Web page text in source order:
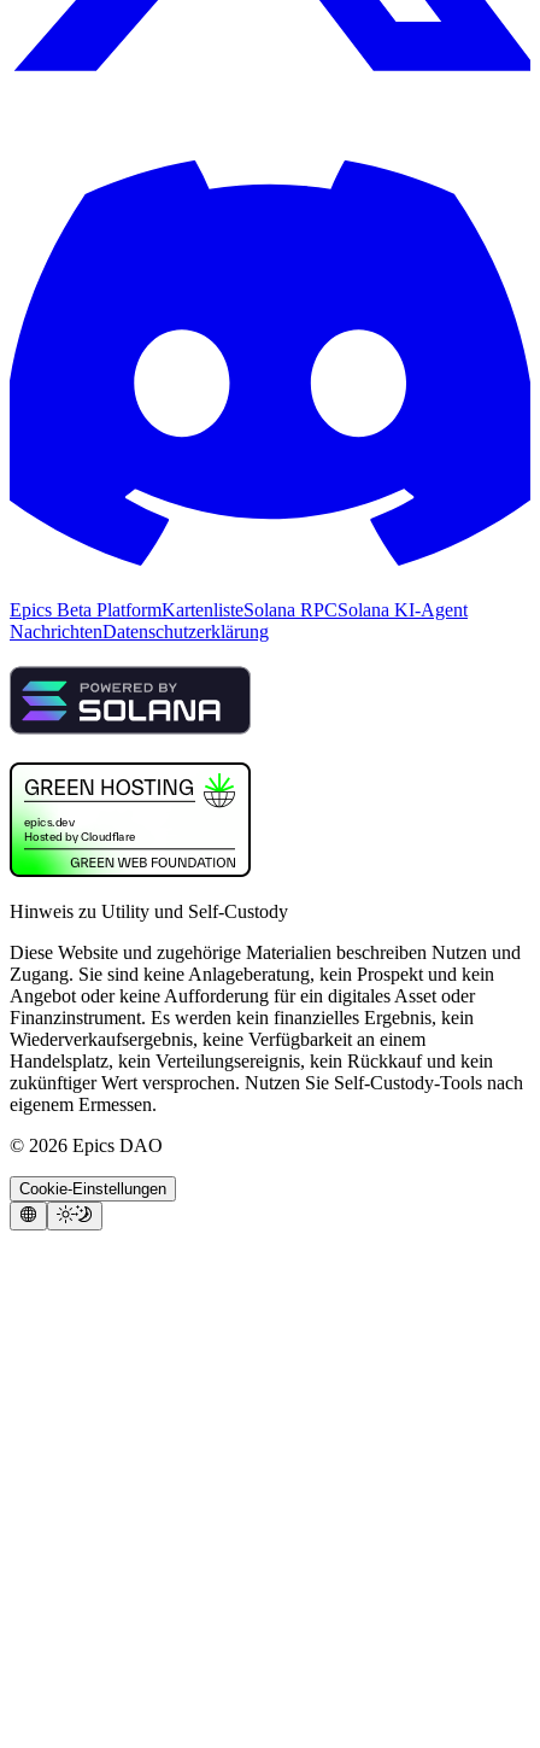
Epics Beta PlatformKartenlisteSolana RPCSolana KI-Agent
NachrichtenDatenschutzerklärung
Hinweis zu Utility und Self-Custody
Diese Website und zugehörige Materialien beschreiben Nutzen und
Zugang. Sie sind keine Anlageberatung, kein Prospekt und kein
Angebot oder keine Aufforderung für ein digitales Asset oder
Finanzinstrument. Es werden kein finanzielles Ergebnis, kein
Wiederverkaufsergebnis, keine Verfügbarkeit an einem
Handelsplatz, kein Verteilungsereignis, kein Rückkauf und kein
zukünftiger Wert versprochen. Nutzen Sie Self-Custody-Tools nach
eigenem Ermessen.
© 2026 Epics DAO
Cookie-Einstellungen